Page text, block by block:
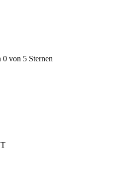
von 5 Sternen